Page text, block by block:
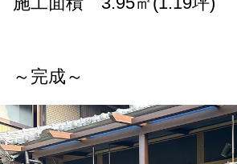
～完成～